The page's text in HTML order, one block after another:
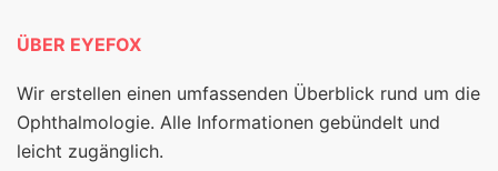
ÜBER EYEFOX
Wir erstellen einen umfassenden Überblick rund um die
Ophthalmologie. Alle Informationen gebündelt und
leicht zugänglich.